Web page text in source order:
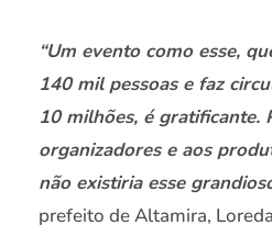
“Um evento como esse,
140 mil pessoas e faz
10 milhões, é gratificante.
organizadores e aos
não existiria esse
prefeito de Altamira,